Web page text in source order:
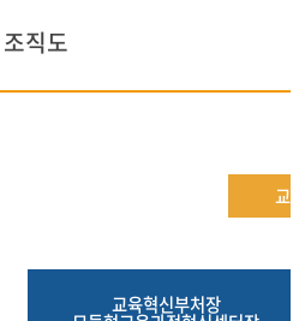
조직도
교
교육혁신부처장